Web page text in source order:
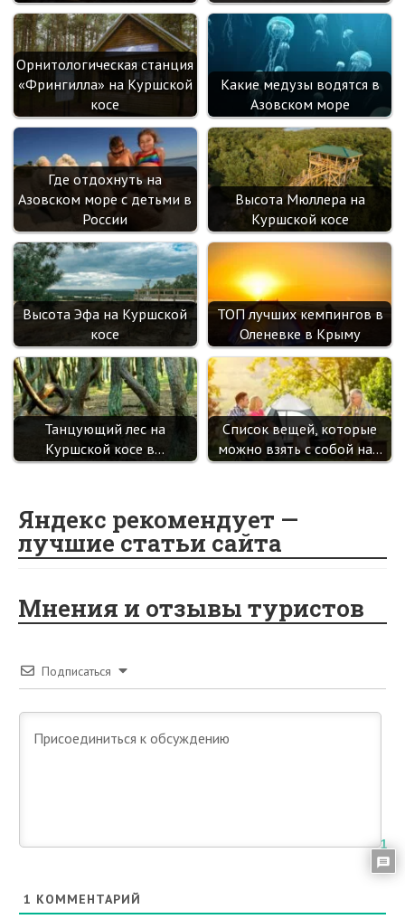
Орнитологическая станция
«Фрингилла» на Куршской
косе
Какие медузы водятся в
Азовском море
Где отдохнуть на
Азовском море с детьми в
России
Высота Мюллера на
Куршской косе
Высота Эфа на Куршской
косе
ТОП лучших кемпингов в
Оленевке в Крыму
Танцующий лес на
Куршской косе в…
Список вещей, которые
можно взять с собой на…
Яндекс рекомендует —
лучшие статьи сайта
Мнения и отзывы туристов
Подписаться
1 КОММЕНТАРИЙ
1